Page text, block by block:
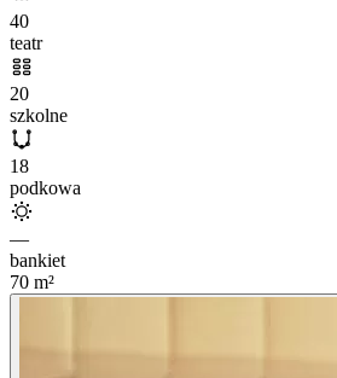
40
teatr
20
szkolne
18
podkowa
—
bankiet
70 m²